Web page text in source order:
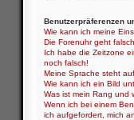
Benutzerpräferenzen
Wie kann ich meine
Die Forenuhr geht
Ich habe die Zeitzone
noch falsch!
Meine Sprache steht
Wie kann ich ein Bild
Was ist mein Rang und
Wenn ich bei einem
ich aufgefordert, mich